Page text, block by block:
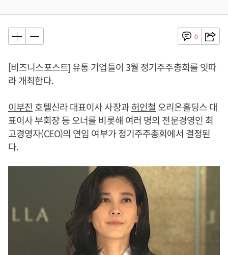
0
[비즈니스포스트] 유통 기업들이 3월 정기주주총회를 잇따
라 개최한다.
이부진 호텔신라 대표이사 사장과허인철 오리온홀딩스 대
표이사 부회장 등 오너를 비롯해 여러 명의 전문경영인 최
고경영자(CEO)의 연임 여부가 정기주주총회에서 결정된
다.